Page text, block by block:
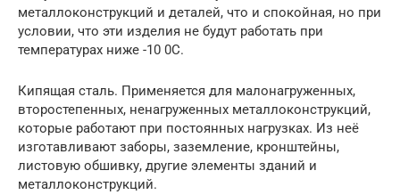
металлоконструкций и деталей, что и спокойная, но при
условии, что эти изделия не будут работать при
температурах ниже -10 0С.
Кипящая сталь. Применяется для малонагруженных,
второстепенных, ненагруженных металлоконструкций,
которые работают при постоянных нагрузках. Из неё
изготавливают заборы, заземление, кронштейны,
листовую обшивку, другие элементы зданий и
металлоконструкций.